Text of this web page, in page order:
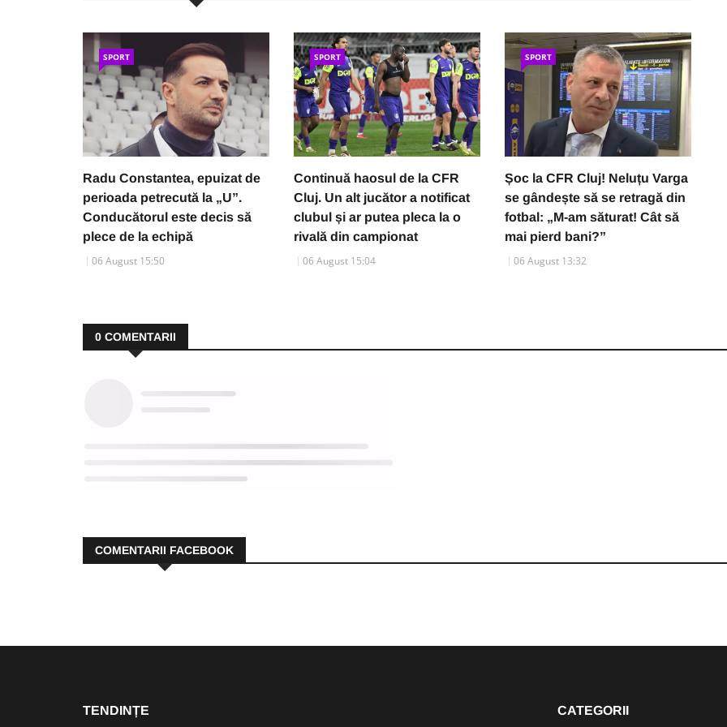
SPORT
Radu Constantea, epuizat de
perioada petrecută la „U”.
Conducătorul este decis să
plece de la echipă
06 August 15:50
SPORT
Continuă haosul de la CFR
Cluj. Un alt jucător a notificat
clubul și ar putea pleca la o
rivală din campionat
06 August 15:04
SPORT
Șoc la CFR Cluj! Neluțu Varga
se gândește să se retragă din
fotbal: „M-am săturat! Cât să
mai pierd bani?”
06 August 13:32
0 COMENTARII
COMENTARII FACEBOOK
TENDINȚE CATEGORII